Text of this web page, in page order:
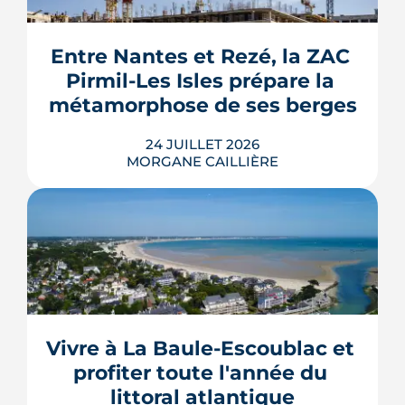
septembre 2026, sous réserve de la
publication des textes définitifs.
fenêtres, VMC, chauffe-eau
thermodynamique, chauffage au bois
et solaire thermi...
Entre Nantes et Rezé, la ZAC
Pirmil-Les Isles prépare la
métamorphose de ses berges
24 JUILLET 2026
MORGANE CAILLIÈRE
Le projet de la ZAC Pirmil-Les Isles
déploie 3 300 logements neufs entre
Rezé et Nantes, dont 55 % attribués au
en Bail Réel Solidaire.
LIRE L'ARTICLE
Vivre à La Baule-Escoublac et
profiter toute l'année du
littoral atlantique